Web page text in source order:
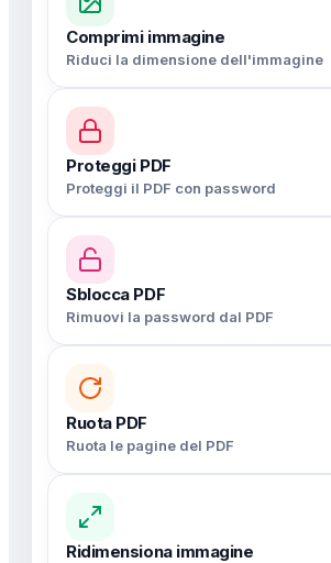
Comprimi immagine
Riduci la dimensione dell'immagine
Proteggi PDF
Proteggi il PDF con password
Sblocca PDF
Rimuovi la password dal PDF
Ruota PDF
Ruota le pagine del PDF
Ridimensiona immagine